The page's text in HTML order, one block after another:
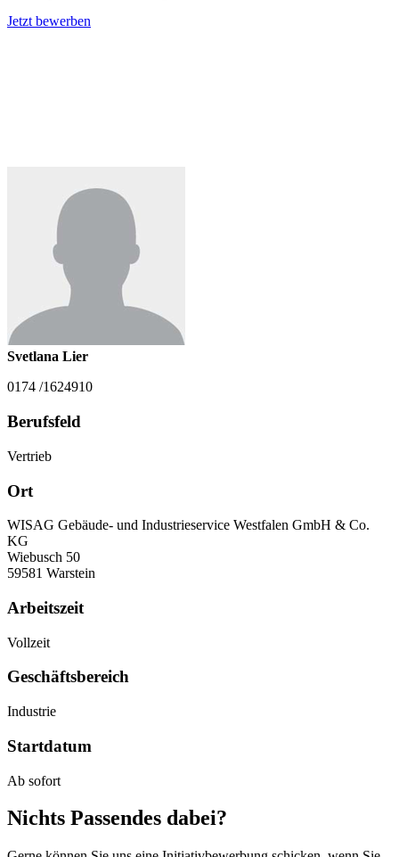
Jetzt bewerben
Svetlana Lier
0174 /1624910
Berufsfeld
Vertrieb
Ort
WISAG Gebäude- und Industrieservice Westfalen GmbH & Co.
KG
Wiebusch 50
59581 Warstein
Arbeitszeit
Vollzeit
Geschäftsbereich
Industrie
Startdatum
Ab sofort
Nichts Passendes dabei?